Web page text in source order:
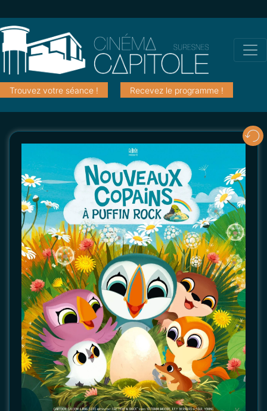
Trouvez votre séance ! Recevez le programme !